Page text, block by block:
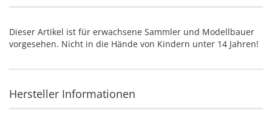
Dieser Artikel ist für erwachsene Sammler und Modellbauer
vorgesehen. Nicht in die Hände von Kindern unter 14 Jahren!
Hersteller Informationen